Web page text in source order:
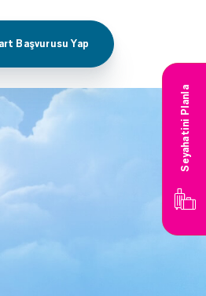
Başvurusu Yap
Seyahatini Planla